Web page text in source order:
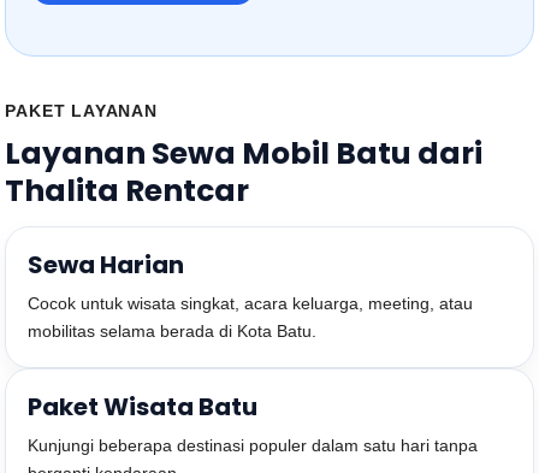
PAKET LAYANAN
Layanan Sewa Mobil Batu dari
Thalita Rentcar
Sewa Harian
Cocok untuk wisata singkat, acara keluarga, meeting, atau
mobilitas selama berada di Kota Batu.
Paket Wisata Batu
Kunjungi beberapa destinasi populer dalam satu hari tanpa